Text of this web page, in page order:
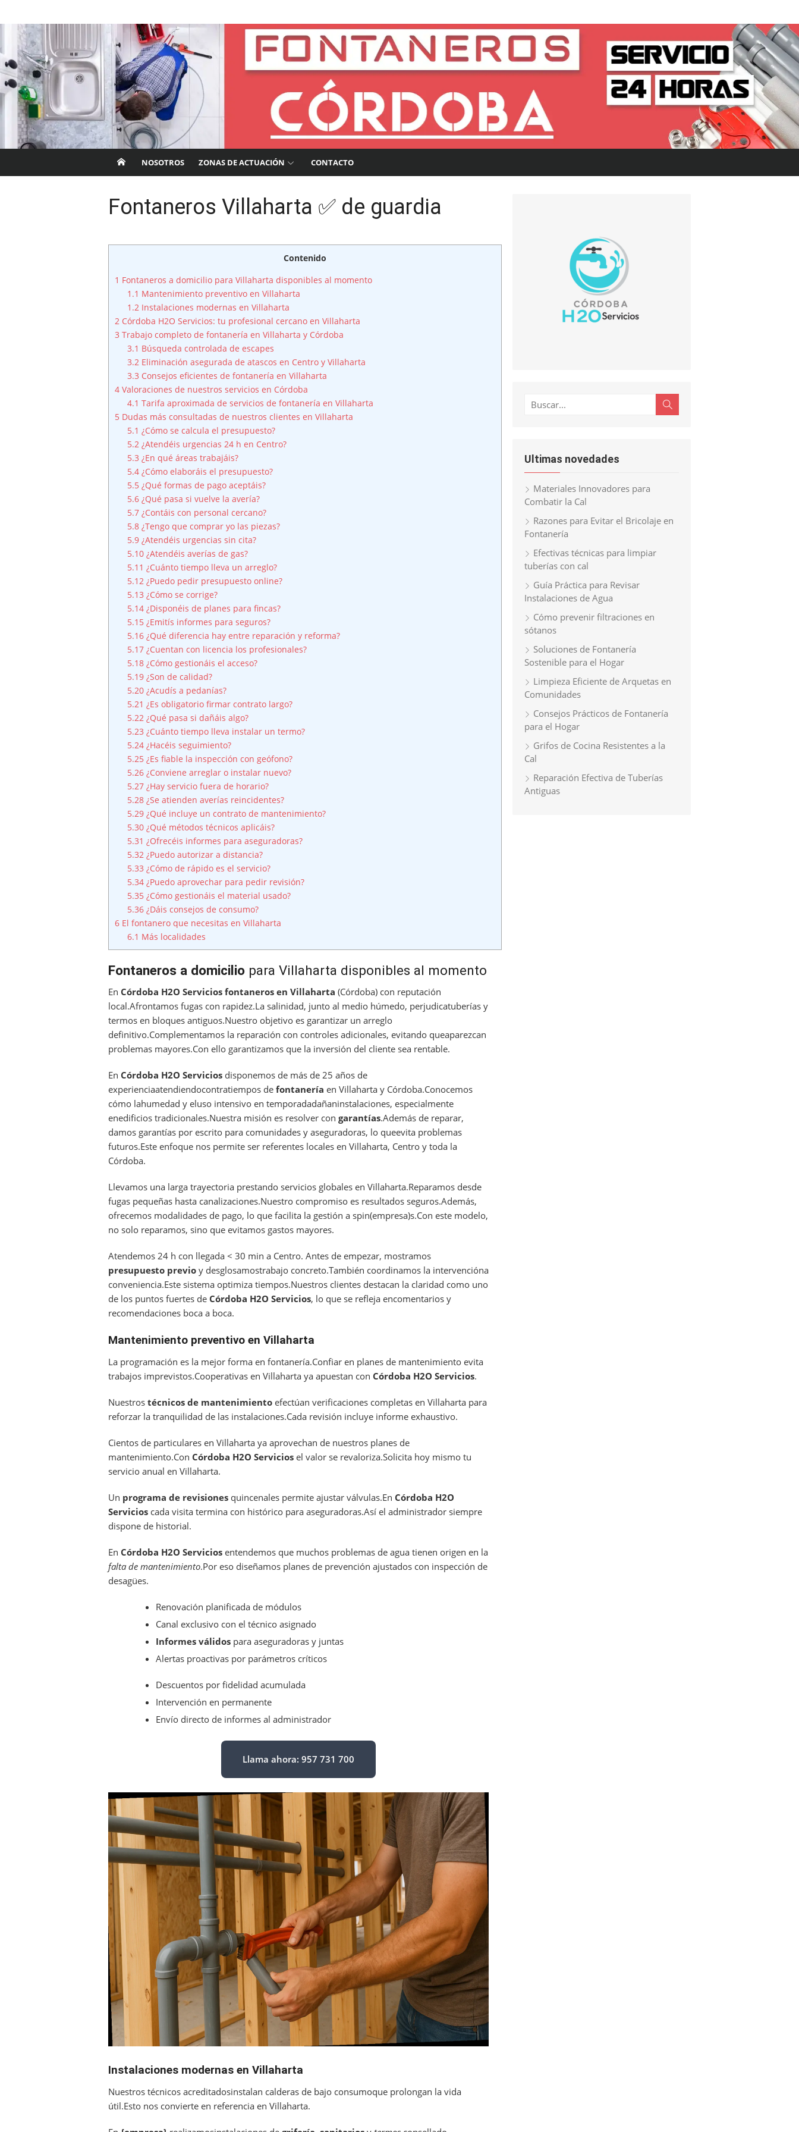
al
contenido
Fontaneros Córdoba
NOSOTROS ZONAS DE ACTUACIÓN CONTACTO
Fontaneros Villaharta ✅ de guardia
Contenido
1 Fontaneros a domicilio para Villaharta disponibles al momento
1.1 Mantenimiento preventivo en Villaharta
1.2 Instalaciones modernas en Villaharta
2 Córdoba H2O Servicios: tu profesional cercano en Villaharta
3 Trabajo completo de fontanería en Villaharta y Córdoba
3.1 Búsqueda controlada de escapes
3.2 Eliminación asegurada de atascos en Centro y Villaharta
3.3 Consejos eficientes de fontanería en Villaharta
4 Valoraciones de nuestros servicios en Córdoba
4.1 Tarifa aproximada de servicios de fontanería en Villaharta
5 Dudas más consultadas de nuestros clientes en Villaharta
5.1 ¿Cómo se calcula el presupuesto?
5.2 ¿Atendéis urgencias 24 h en Centro?
5.3 ¿En qué áreas trabajáis?
5.4 ¿Cómo elaboráis el presupuesto?
5.5 ¿Qué formas de pago aceptáis?
5.6 ¿Qué pasa si vuelve la avería?
5.7 ¿Contáis con personal cercano?
5.8 ¿Tengo que comprar yo las piezas?
5.9 ¿Atendéis urgencias sin cita?
5.10 ¿Atendéis averías de gas?
5.11 ¿Cuánto tiempo lleva un arreglo?
5.12 ¿Puedo pedir presupuesto online?
5.13 ¿Cómo se corrige?
5.14 ¿Disponéis de planes para fincas?
5.15 ¿Emitís informes para seguros?
5.16 ¿Qué diferencia hay entre reparación y reforma?
5.17 ¿Cuentan con licencia los profesionales?
5.18 ¿Cómo gestionáis el acceso?
5.19 ¿Son de calidad?
5.20 ¿Acudís a pedanías?
5.21 ¿Es obligatorio firmar contrato largo?
5.22 ¿Qué pasa si dañáis algo?
5.23 ¿Cuánto tiempo lleva instalar un termo?
5.24 ¿Hacéis seguimiento?
5.25 ¿Es fiable la inspección con geófono?
5.26 ¿Conviene arreglar o instalar nuevo?
5.27 ¿Hay servicio fuera de horario?
5.28 ¿Se atienden averías reincidentes?
5.29 ¿Qué incluye un contrato de mantenimiento?
5.30 ¿Qué métodos técnicos aplicáis?
5.31 ¿Ofrecéis informes para aseguradoras?
5.32 ¿Puedo autorizar a distancia?
5.33 ¿Cómo de rápido es el servicio?
5.34 ¿Puedo aprovechar para pedir revisión?
5.35 ¿Cómo gestionáis el material usado?
5.36 ¿Dáis consejos de consumo?
6 El fontanero que necesitas en Villaharta
6.1 Más localidades
Fontaneros a domicilio para Villaharta disponibles al momento
En Córdoba H2O Servicios fontaneros en Villaharta (Córdoba) con reputación
local.Afrontamos fugas con rapidez.La salinidad, junto al medio húmedo, perjudicatuberías y
termos en bloques antiguos.Nuestro objetivo es garantizar un arreglo
definitivo.Complementamos la reparación con controles adicionales, evitando queaparezcan
problemas mayores.Con ello garantizamos que la inversión del cliente sea rentable.
En Córdoba H2O Servicios disponemos de más de 25 años de
experienciaatendiendocontratiempos de fontanería en Villaharta y Córdoba.Conocemos
cómo lahumedad y eluso intensivo en temporadadañaninstalaciones, especialmente
enedificios tradicionales.Nuestra misión es resolver con garantías.Además de reparar,
damos garantías por escrito para comunidades y aseguradoras, lo queevita problemas
futuros.Este enfoque nos permite ser referentes locales en Villaharta, Centro y toda la
Córdoba.
Llevamos una larga trayectoria prestando servicios globales en Villaharta.Reparamos desde
fugas pequeñas hasta canalizaciones.Nuestro compromiso es resultados seguros.Además,
ofrecemos modalidades de pago, lo que facilita la gestión a spin(empresa)s.Con este modelo,
no solo reparamos, sino que evitamos gastos mayores.
Atendemos 24 h con llegada < 30 min a Centro. Antes de empezar, mostramos
presupuesto previo y desglosamostrabajo concreto.También coordinamos la intervencióna
conveniencia.Este sistema optimiza tiempos.Nuestros clientes destacan la claridad como uno
de los puntos fuertes de Córdoba H2O Servicios, lo que se refleja encomentarios y
recomendaciones boca a boca.
Mantenimiento preventivo en Villaharta
La programación es la mejor forma en fontanería.Confiar en planes de mantenimiento evita
trabajos imprevistos.Cooperativas en Villaharta ya apuestan con Córdoba H2O Servicios.
Nuestros técnicos de mantenimiento efectúan verificaciones completas en Villaharta para
reforzar la tranquilidad de las instalaciones.Cada revisión incluye informe exhaustivo.
Cientos de particulares en Villaharta ya aprovechan de nuestros planes de
mantenimiento.Con Córdoba H2O Servicios el valor se revaloriza.Solicita hoy mismo tu
servicio anual en Villaharta.
Un programa de revisiones quincenales permite ajustar válvulas.En Córdoba H2O
Servicios cada visita termina con histórico para aseguradoras.Así el administrador siempre
dispone de historial.
En Córdoba H2O Servicios entendemos que muchos problemas de agua tienen origen en la
falta de mantenimiento.Por eso diseñamos planes de prevención ajustados con inspección de
desagües.
Renovación planificada de módulos
Canal exclusivo con el técnico asignado
Informes válidos para aseguradoras y juntas
Alertas proactivas por parámetros críticos
Descuentos por fidelidad acumulada
Intervención en permanente
Envío directo de informes al administrador
Llama ahora: 957 731 700
Instalaciones modernas en Villaharta
Nuestros técnicos acreditadosinstalan calderas de bajo consumoque prolongan la vida
útil.Esto nos convierte en referencia en Villaharta.
Buscar:
Ultimas novedades
Materiales Innovadores para
Combatir la Cal
Razones para Evitar el Bricolaje en
Fontanería
Efectivas técnicas para limpiar
tuberías con cal
Guía Práctica para Revisar
Instalaciones de Agua
Cómo prevenir filtraciones en
sótanos
Soluciones de Fontanería
Sostenible para el Hogar
Limpieza Eficiente de Arquetas en
Comunidades
Consejos Prácticos de Fontanería
para el Hogar
Grifos de Cocina Resistentes a la
Cal
Reparación Efectiva de Tuberías
Antiguas